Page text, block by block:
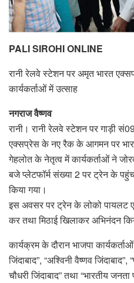
PALI SIROHI ONLINE
रानी रेलवे स्टेशन पर अमृत भारत
कार्यकर्ताओं में उत्साह
नगराज वैष्णव
रानी। रानी रेलवे स्टेशन पर गाड़ी
एक्सप्रेस के नए रैक के आगमन पर
गेहलोत के नेतृत्व में कार्यकर्ताओं ने
बजे प्लेटफॉर्म संख्या 2 पर ट्रेन के
किया गया।
इस अवसर पर ट्रेन के लोको पायलट
कर तथा मिठाई खिलाकर अभिनंदन
कार्यक्रम के दौरान भाजपा
जिंदाबाद”, “अश्विनी वैष्णव जिंदाबाद”,
चौधरी जिंदाबाद” तथा “भारतीय जनता